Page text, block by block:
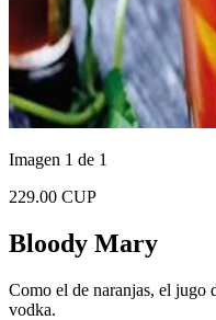
Imagen 1 de 1
229.00 CUP
Bloody Mary
Como el de naranjas, el jugo
vodka.